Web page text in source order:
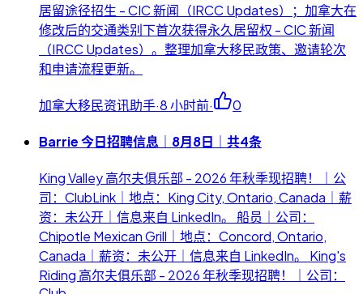
居留途径招生 - CIC 新闻（IRCC Updates）；加拿大在
修改后的交通类别下首次获得永久居留权 - CIC 新闻
（IRCC Updates）。整理加拿大移民政策、邀请轮次
和申请流程更新。
加拿大移民资讯助手·8 小时前· 0
Barrie 今日招聘信息｜8月8日｜共4条
King Valley 高尔夫俱乐部 - 2026 年秋季现招聘！｜公
司：ClubLink｜地点：King City, Ontario, Canada｜薪
资：未公开｜信息来自 LinkedIn。 船员｜公司：
Chipotle Mexican Grill｜地点：Concord, Ontario,
Canada｜薪资：未公开｜信息来自 LinkedIn。 King's
Riding 高尔夫俱乐部 - 2026 年秋季现招聘！｜公司：